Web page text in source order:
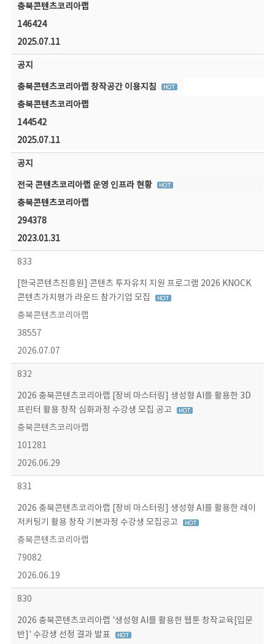
충북콘텐츠코리아랩
146424
2025.07.11
공지
충북콘텐츠코리아랩 창작공간 이용지침
충북콘텐츠코리아랩
144542
2025.07.11
공지
전국 콘텐츠코리아랩 운영 인프라 현황
충북콘텐츠코리아랩
294378
2023.01.31
833
[한국콘텐츠진흥원] 콘텐츠 투자유치 지원 프로그램 2026 KNOCK
콘텐츠가치평가 라운드 참가기업 모집
충북콘텐츠코리아랩
38557
2026.07.07
832
2026 충북콘텐츠코리아랩 [장비 마스터링] 생성형 AI를 활용한 3D
프린터 활용 창작 심화과정 수강생 모집 공고
충북콘텐츠코리아랩
101281
2026.06.29
831
2026 충북콘텐츠코리아랩 [장비 마스터링] 생성형 AI를 활용한 레이
저커팅기 활용 창작 기본과정 수강생 모집공고
충북콘텐츠코리아랩
79082
2026.06.19
830
2026 충북콘텐츠코리아랩 '생성형 AI를 활용한 웹툰 창작교육[입문
반]' 수강생 선정 결과 발표